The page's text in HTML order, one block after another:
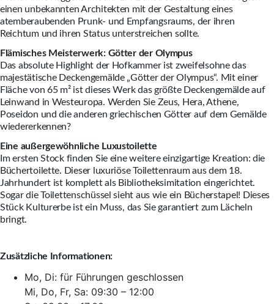
einen unbekannten Architekten mit der Gestaltung eines
atemberaubenden Prunk- und Empfangsraums, der ihren
Reichtum und ihren Status unterstreichen sollte.
Flämisches Meisterwerk: Götter der Olympus
Das absolute Highlight der Hofkammer ist zweifelsohne das
majestätische Deckengemälde „Götter der Olympus“. Mit einer
Fläche von 65 m² ist dieses Werk das größte Deckengemälde auf
Leinwand in Westeuropa. Werden Sie Zeus, Hera, Athene,
Poseidon und die anderen griechischen Götter auf dem Gemälde
wiedererkennen?
Eine außergewöhnliche Luxustoilette
Im ersten Stock finden Sie eine weitere einzigartige Kreation: die
Büchertoilette. Dieser luxuriöse Toilettenraum aus dem 18.
Jahrhundert ist komplett als Bibliotheksimitation eingerichtet.
Sogar die Toilettenschüssel sieht aus wie ein Bücherstapel! Dieses
Stück Kulturerbe ist ein Muss, das Sie garantiert zum Lächeln
bringt.
Zusätzliche Informationen:
Mo, Di: für Führungen geschlossen
Mi, Do, Fr, Sa: 09:30 – 12:00